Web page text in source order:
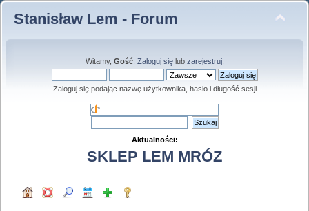
Stanisław Lem - Forum
Witamy, Gość. Zaloguj sięlub zarejestruj.
Zaloguj się podając nazwę użytkownika, hasło i długość sesji
Aktualności:
SKLEP LEM MRÓZ